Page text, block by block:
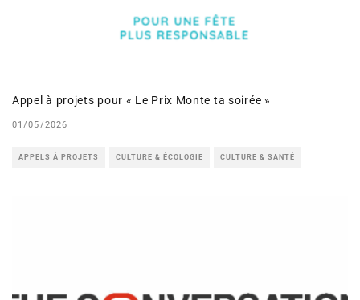
Appel à projets pour « Le Prix Monte ta soirée »
01/05/2026
APPELS À PROJETS CULTURE & ÉCOLOGIE CULTURE & SANTÉ